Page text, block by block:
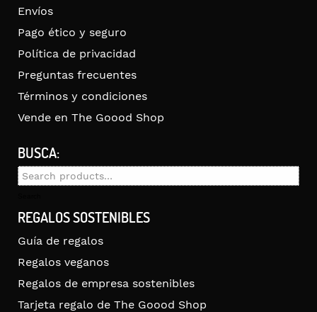
Envíos
Pago ético y seguro
Política de privacidad
Preguntas frecuentes
Términos y condiciones
Vende en The Goood Shop
BUSCA:
Search
REGALOS SOSTENIBLES
Guía de regalos
Regalos veganos
Regalos de empresa sostenibles
Tarjeta regalo de The Goood Shop